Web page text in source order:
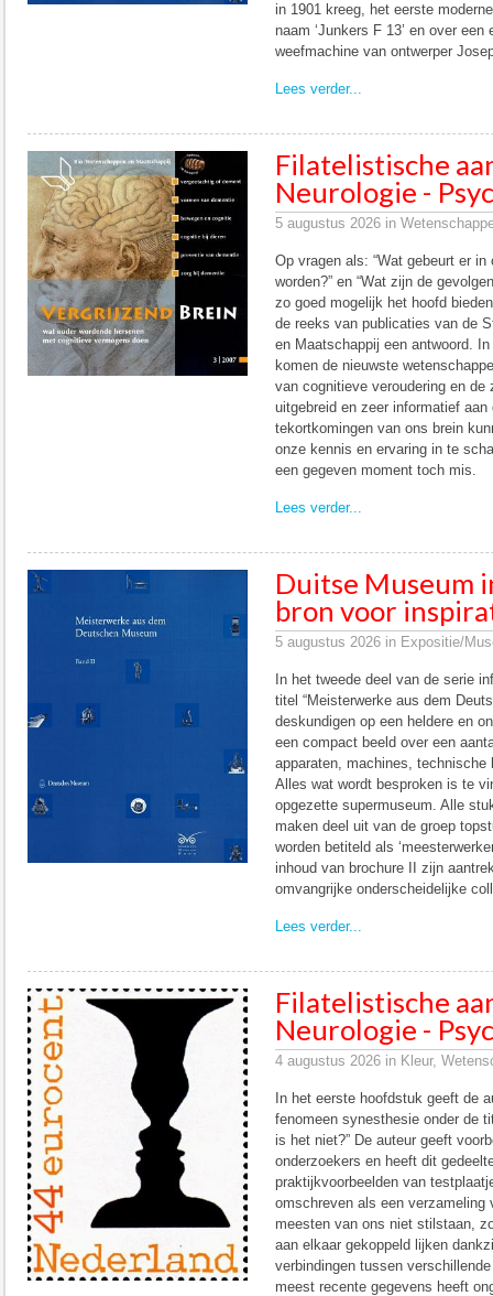
in 1901 kreeg, het eerste
naam ‘Junkers F 13’ en over
weefmachine van ontwerper
Lees verder...
Filatelistische
Neurologie -
5 augustus 2026 in
Op vragen als: “Wat gebeurt er
worden?” en “Wat zijn de
zo goed mogelijk het hoofd
de reeks van publicaties van de
en Maatschappij een antwoord. In
komen de nieuwste
van cognitieve veroudering en de
uitgebreid en zeer informatief aan
tekortkomingen van ons brein
onze kennis en ervaring in te
een gegeven moment toch mis.
Lees verder...
Duitse Museum
bron voor
5 augustus 2026 in Expositie/
In het tweede deel van de serie
titel “Meisterwerke aus dem
deskundigen op een heldere en
een compact beeld over een
apparaten, machines, technische
Alles wat wordt besproken is te
opgezette supermuseum. Alle
maken deel uit van de groep
worden betiteld als
inhoud van brochure II zijn
omvangrijke onderscheidelijke
Lees verder...
Filatelistische
Neurologie -
4 augustus 2026 in Kleur,
In het eerste hoofdstuk geeft de
fenomeen synesthesie onder de
is het niet?” De auteur geeft
onderzoekers en heeft dit
praktijkvoorbeelden van
omschreven als een verzameling
meesten van ons niet stilstaan,
aan elkaar gekoppeld lijken
verbindingen tussen
meest recente gegevens heeft